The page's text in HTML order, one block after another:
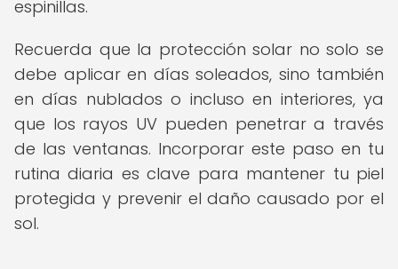
espinillas.
Recuerda que la protección solar no solo se
debe aplicar en días soleados, sino también
en días nublados o incluso en interiores, ya
que los rayos UV pueden penetrar a través
de las ventanas. Incorporar este paso en tu
rutina diaria es clave para mantener tu piel
protegida y prevenir el daño causado por el
sol.